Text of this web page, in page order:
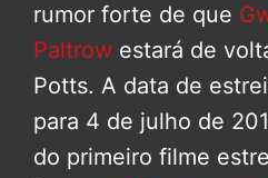
rumor forte de que
Paltrow estará de
Potts. A data de
para 4 de julho de
do primeiro filme